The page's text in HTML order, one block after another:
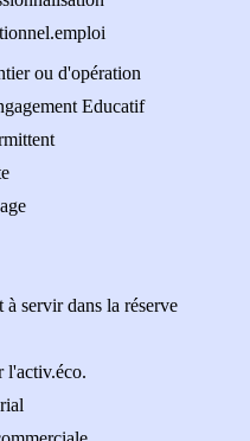
ou d'opération
Educatif
à servir dans la réserve
l'activ.éco.